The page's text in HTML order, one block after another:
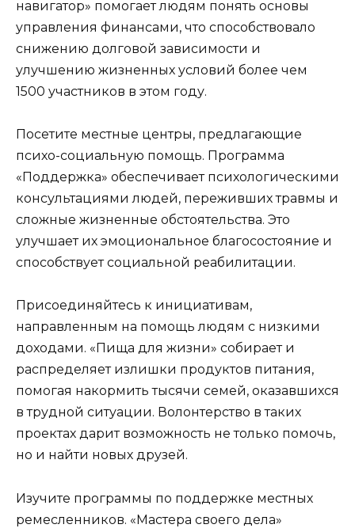
навигатор» помогает людям понять основы
управления финансами, что способствовало
снижению долговой зависимости и
улучшению жизненных условий более чем
1500 участников в этом году.
Посетите местные центры, предлагающие
психо-социальную помощь. Программа
«Поддержка» обеспечивает психологическими
консультациями людей, переживших травмы и
сложные жизненные обстоятельства. Это
улучшает их эмоциональное благосостояние и
способствует социальной реабилитации.
Присоединяйтесь к инициативам,
направленным на помощь людям с низкими
доходами. «Пища для жизни» собирает и
распределяет излишки продуктов питания,
помогая накормить тысячи семей, оказавшихся
в трудной ситуации. Волонтерство в таких
проектах дарит возможность не только помочь,
но и найти новых друзей.
Изучите программы по поддержке местных
ремесленников. «Мастера своего дела»